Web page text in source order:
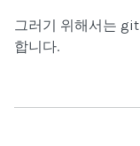
그러기 위해서는
합니다.